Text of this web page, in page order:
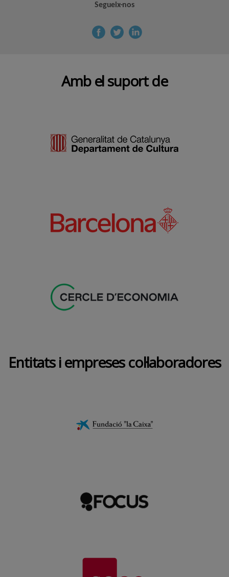
Segueix-nos
Amb el suport de
Entitats i empreses col·laboradores